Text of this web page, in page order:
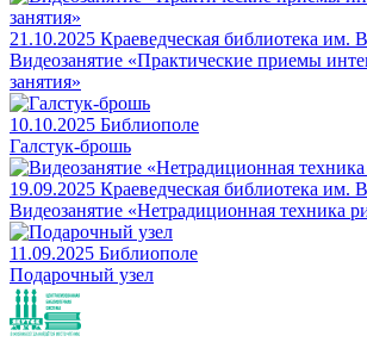
21.10.2025 Краеведческая библиотека им.
Видеозанятие «Практические приемы
занятия»
10.10.2025 Библиополе
Галстук-брошь
19.09.2025 Краеведческая библиотека им.
Видеозанятие «Нетрадиционная техника
11.09.2025 Библиополе
Подарочный узел